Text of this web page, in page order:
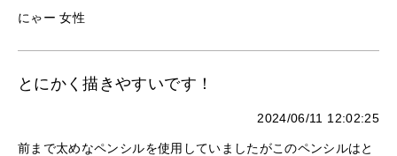
にゃー 女性
とにかく描きやすいです！
2024/06/11 12:02:25
前まで太めなペンシルを使用していましたがこのペンシルはと